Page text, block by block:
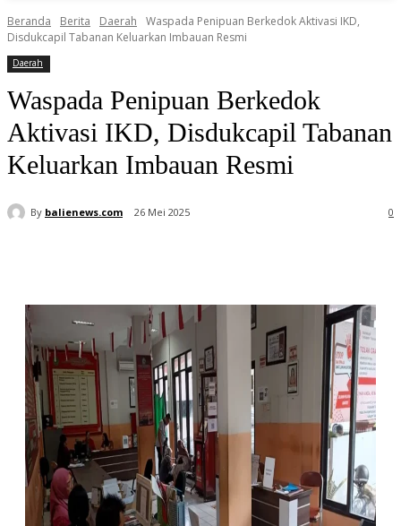
Beranda Berita Daerah
Waspada Penipuan Berkedok Aktivasi IKD,
Disdukcapil Tabanan Keluarkan Imbauan Resmi
Daerah
Waspada Penipuan Berkedok
Aktivasi IKD, Disdukcapil Tabanan
Keluarkan Imbauan Resmi
By balienews.com 26 Mei 2025 0